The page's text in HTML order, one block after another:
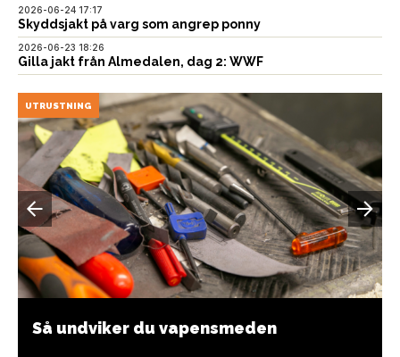
2026-06-24 17:17
Skyddsjakt på varg som angrep ponny
2026-06-23 18:26
Gilla jakt från Almedalen, dag 2: WWF
UTRUSTNING
Så undviker du vapensmeden